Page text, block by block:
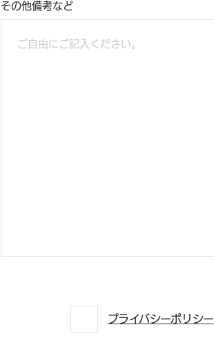
その他備考など
プライバシーポリシー